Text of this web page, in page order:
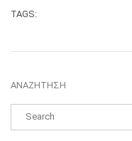
TAGS:
ΑΝΑΖΉΤΗΣΗ